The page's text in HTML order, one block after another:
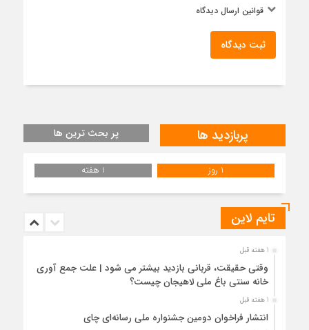
قوانین ارسال دیدگاه
ثبت دیدگاه
پربازدید ها پر بحث ترین ها
1 روز 1 هفته
تایم لاین
1 هفته قبل
وقتی حقیقت، قربانی بازدید بیشتر می شود | علت جمع آوری
خانه سنتی باغ ملی لاهیجان چیست؟
1 هفته قبل
انتشار فراخوان دومین جشنواره ملی رسانه‌ای چای